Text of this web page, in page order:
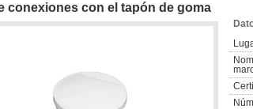
conexiones con el tapón de goma